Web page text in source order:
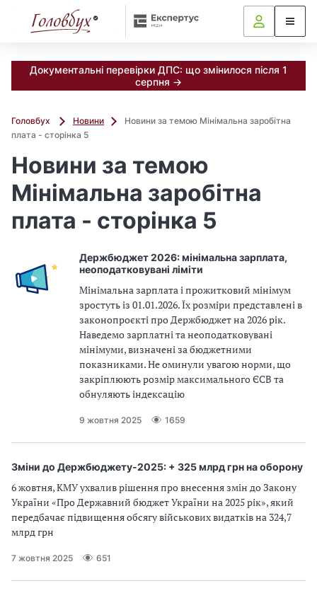
Документальні перевірки ДПС: що змінилося після 1
серпня →
Головбух Новини
Новини за темою Мінімальна заробітна
плата - сторінка 5
Новини за темою
Мінімальна заробітна
плата - сторінка 5
Держбюджет 2026: мінімальна зарплата,
неоподатковувані ліміти
Мінімальна зарплата і прожитковий мінімум
зростуть із 01.01.2026. Їх розміри представлені в
законопроєкті про Держбюджет на 2026 рік.
Наведемо зарплатні та неоподатковувані
мінімуми, визначені за бюджетними
показниками. Не оминули увагою норми, що
закріплюють розмір максимального ЄСВ та
обнуляють індексацію
9 жовтня 2025 1659
Зміни до Держбюджету-2025: + 325 млрд грн на оборону
6 жовтня, КМУ ухвалив рішення про внесення змін до Закону
України «Про Державний бюджет України на 2025 рік», який
передбачає підвищення обсягу військових видатків на 324,7
млрд грн
7 жовтня 2025 651